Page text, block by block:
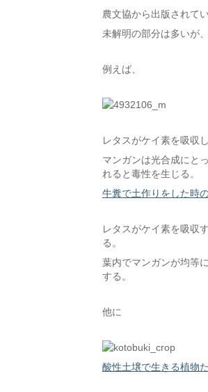
農文協から出版されて
未解明の部分は多いが
例えば、
レタスがケイ素を吸収
マンガンは光合成にと
れると毒性を生じる。
牛糞で土作りをした時
レタスがケイ素を吸収
る。
葉内でマンガンが均等
する。
他に
酸性土壌で生きる植物